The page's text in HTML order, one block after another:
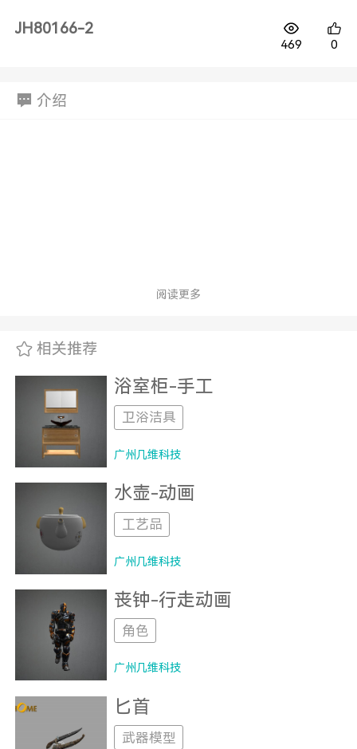
JH80166-2
469 0
介绍
阅读更多
相关推荐
浴室柜-手工
卫浴洁具
广州几维科技
水壶-动画
工艺品
广州几维科技
丧钟-行走动画
角色
广州几维科技
匕首
武器模型